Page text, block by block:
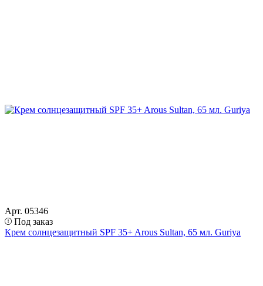
Арт. 05346
Под заказ
Крем солнцезащитный SPF 35+ Arous Sultan, 65 мл. Guriya